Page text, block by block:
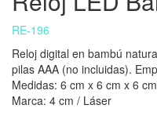
RE-196
Reloj digital en bambú
pilas AAA (no incluidas).
Medidas: 6 cm x 6 cm x 6 cm
Marca: 4 cm / Láser